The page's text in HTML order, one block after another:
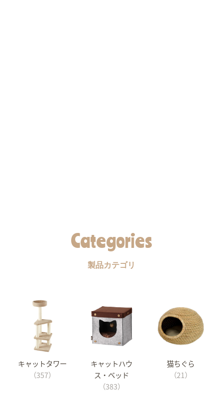
Categories
製品カテゴリ
キャットタワー
（357）
キャットハウ
ス・ベッド
（383）
猫ちぐら
（21）